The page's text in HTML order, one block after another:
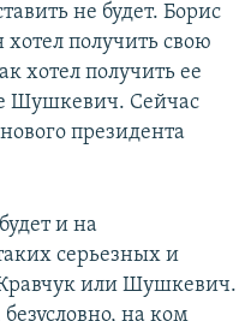
не будет. Борис
получить свою
хотел получить ее
Шушкевич. Сейчас
президента
и на
серьезных и
или Шушкевич.
на ком